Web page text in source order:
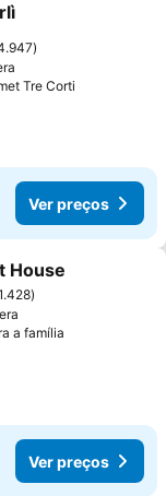
favoritos
Tre Corti
Ver preços
favoritos
House
a família
Ver preços